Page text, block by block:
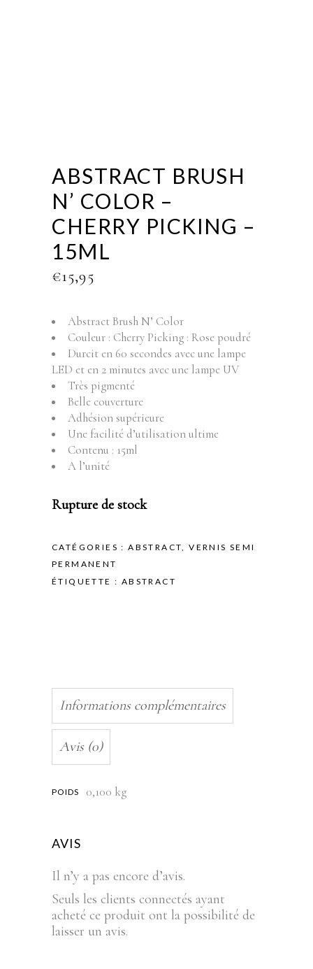
ABSTRACT BRUSH
N’ COLOR –
CHERRY PICKING –
15ML
€15,95
Abstract Brush N’ Color
Couleur : Cherry Picking : Rose poudré
Durcit en 60 secondes avec une lampe
LED et en 2 minutes avec une lampe UV
Très pigmenté
Belle couverture
Adhésion supérieure
Une facilité d’utilisation ultime
Contenu : 15ml
A l’unité
Rupture de stock
CATÉGORIES :ABSTRACT,VERNIS SEMI
PERMANENT
ÉTIQUETTE : ABSTRACT
Informations complémentaires
Avis (0)
POIDS 0,100 kg
AVIS
Il n’y a pas encore d’avis.
Seuls les clients connectés ayant
acheté ce produit ont la possibilité de
laisser un avis.